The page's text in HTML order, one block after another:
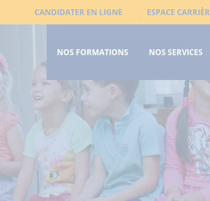
LiensCANDIDATER EN LIGNE ESPACE
principal
court
NOS FORMATIONS NOS SERVICES